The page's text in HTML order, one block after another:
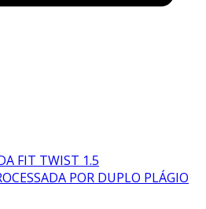
FIT TWIST 1.5
POR DUPLO PLÁGIO